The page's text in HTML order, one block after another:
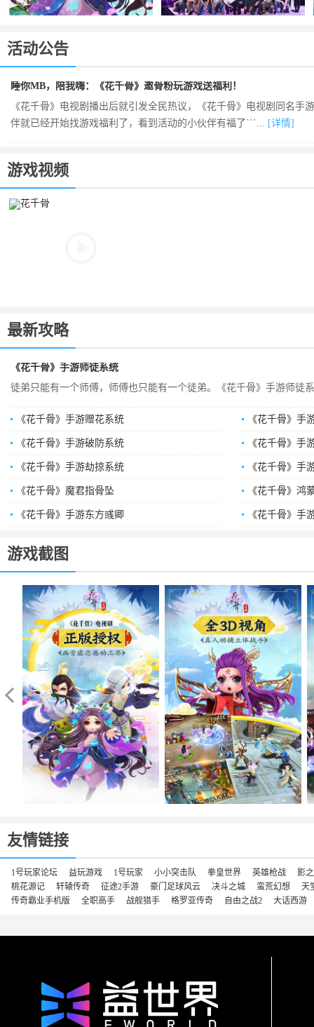
活动公告
睡你MB，陪我嗨：《花千骨》邀骨粉玩游戏送福利！
《花千骨》电视剧播出后就引发全民热议，《花千骨》电视剧同名手
伴就已经开始找游戏福利了，看到活动的小伙伴有福了```... [详情]
游戏视频
最新攻略
《花千骨》手游师徒系统
徒弟只能有一个师傅，师傅也只能有一个徒弟。《花千骨》手游师徒
《花千骨》手游赠花系统 《花千骨》手
《花千骨》手游破防系统 《花千骨》手
《花千骨》手游劫掠系统 《花千骨》手
《花千骨》魔君指骨坠 《花千骨》鸿
《花千骨》手游东方彧卿 《花千骨》手
游戏截图
友情链接
1号玩家论坛 益玩游戏 1号玩家 小小突击队 拳皇世界 英雄枪战
影
桃花源记
轩辕传奇 征途2手游 豪门足球风云 决斗之城 蛮荒幻想
天
传奇霸业手机版
全职高手 战舰猎手 格罗亚传奇 自由之战2 大话西游